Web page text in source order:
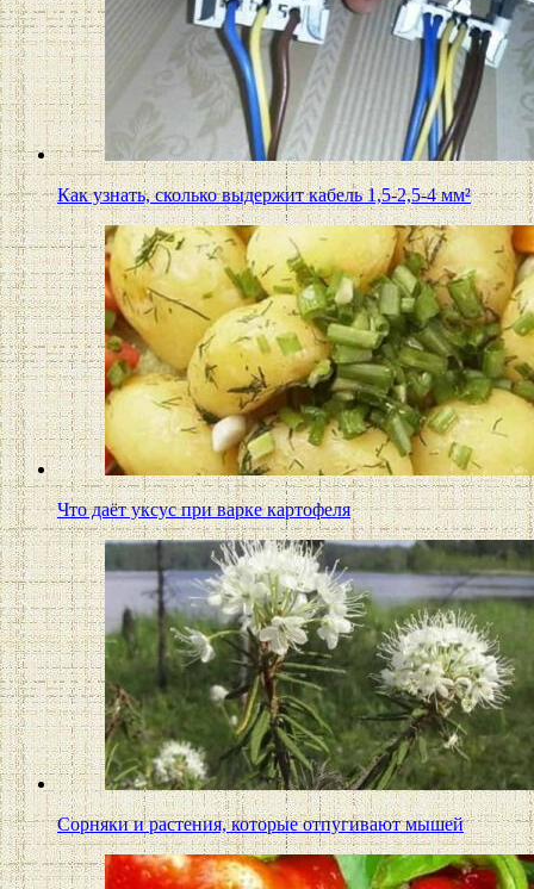
Как узнать, сколько выдержит кабель 1,5-2,5-4 мм²
Что даёт уксус при варке картофеля
Сорняки и растения, которые отпугивают мышей